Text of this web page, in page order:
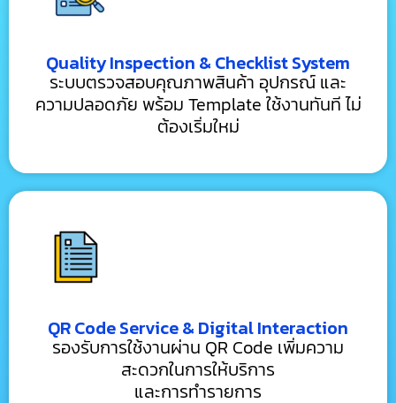
Quality Inspection & Checklist System
ระบบตรวจสอบคุณภาพสินค้า อุปกรณ์ และ
ความปลอดภัย พร้อม Template ใช้งานทันที ไม่
ต้องเริ่มใหม่
QR Code Service & Digital Interaction
รองรับการใช้งานผ่าน QR Code เพิ่มความ
สะดวกในการให้บริการ
และการทำรายการ